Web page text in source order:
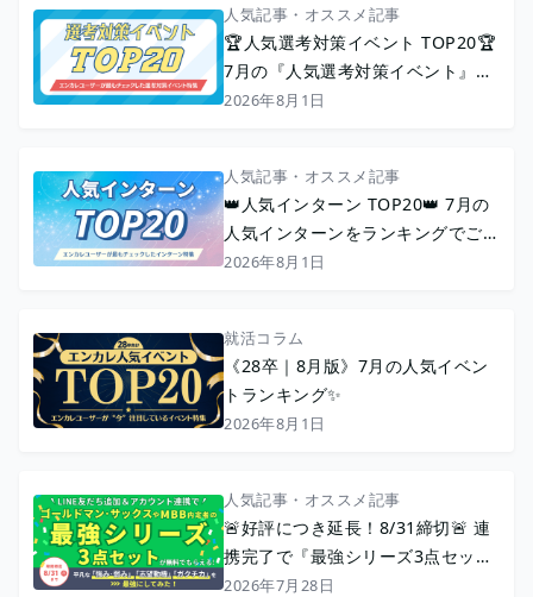
人気記事・オススメ記事
🏆人気選考対策イベント TOP20🏆
7月の『人気選考対策イベント』を
ランキングでご紹介！
2026年8月1日
人気記事・オススメ記事
👑人気インターン TOP20👑 7月の
人気インターンをランキングでご紹
介！
2026年8月1日
就活コラム
《28卒｜8月版》7月の人気イベン
トランキング✨
2026年8月1日
人気記事・オススメ記事
🚨好評につき延長！8/31締切🚨 連
携完了で『最強シリーズ3点セッ
ト』配布中🎊【たった10秒】エン
2026年7月28日